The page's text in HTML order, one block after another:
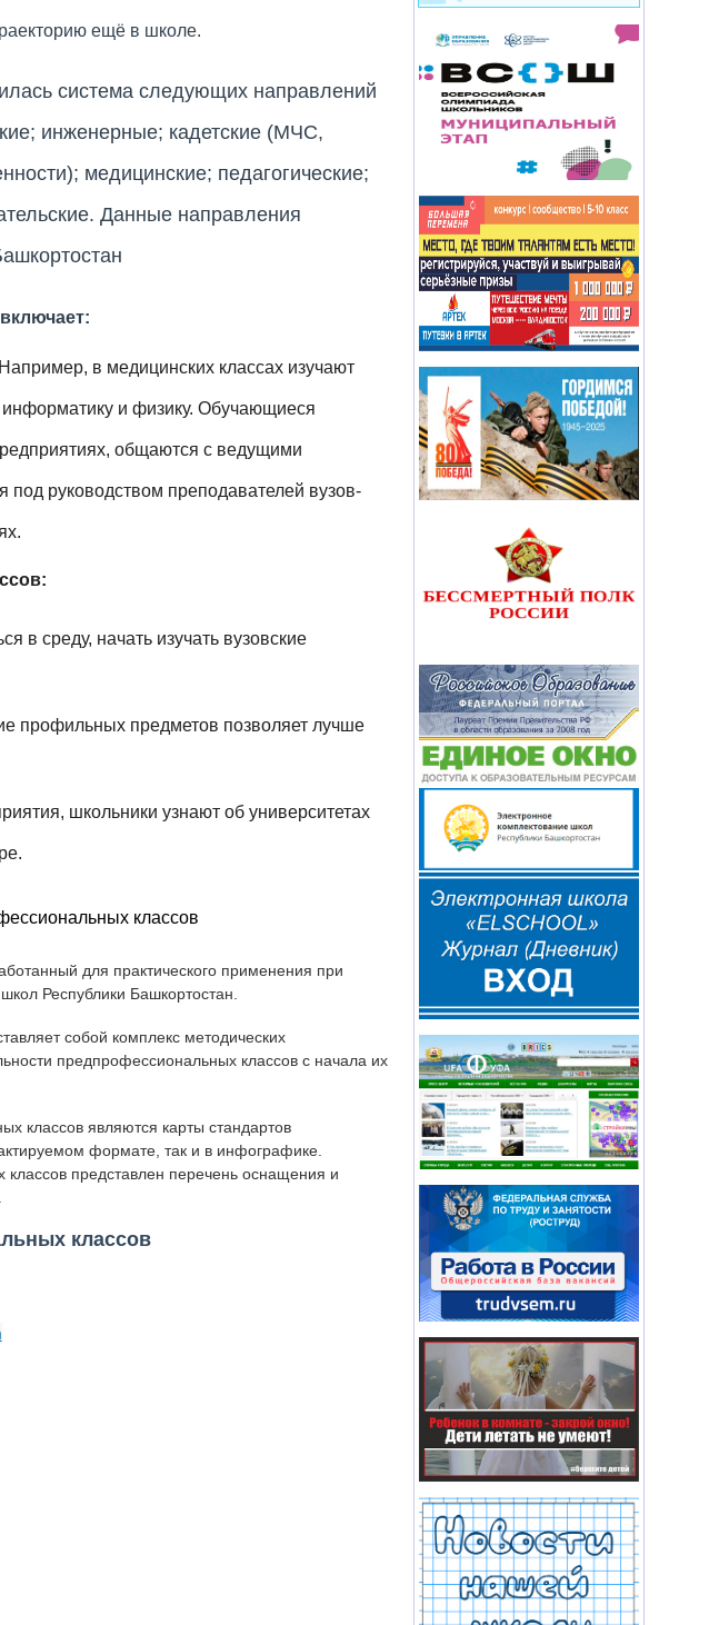
ещё в школе.
система следующих направлений
инженерные; кадетские (МЧС,
медицинские; педагогические;
Данные направления
в медицинских классах изучают
и физику. Обучающиеся
общаются с ведущими
под руководством преподавателей вузов-
в среду, начать изучать вузовские
профильных предметов позволяет лучше
школьники узнают об университетах
классов
для практического применения при
Республики Башкортостан.
собой комплекс методических
предпрофессиональных классов с начала их
классов являются карты стандартов
формате, так и в инфографике.
представлен перечень оснащения и
классов